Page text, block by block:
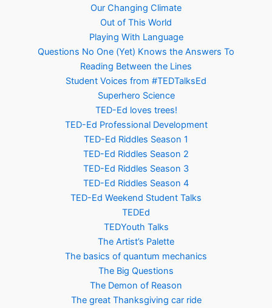
Our Changing Climate
Out of This World
Playing With Language
Questions No One (Yet) Knows the Answers To
Reading Between the Lines
Student Voices from #TEDTalksEd
Superhero Science
TED-Ed loves trees!
TED-Ed Professional Development
TED-Ed Riddles Season 1
TED-Ed Riddles Season 2
TED-Ed Riddles Season 3
TED-Ed Riddles Season 4
TED-Ed Weekend Student Talks
TEDEd
TEDYouth Talks
The Artist’s Palette
The basics of quantum mechanics
The Big Questions
The Demon of Reason
The great Thanksgiving car ride